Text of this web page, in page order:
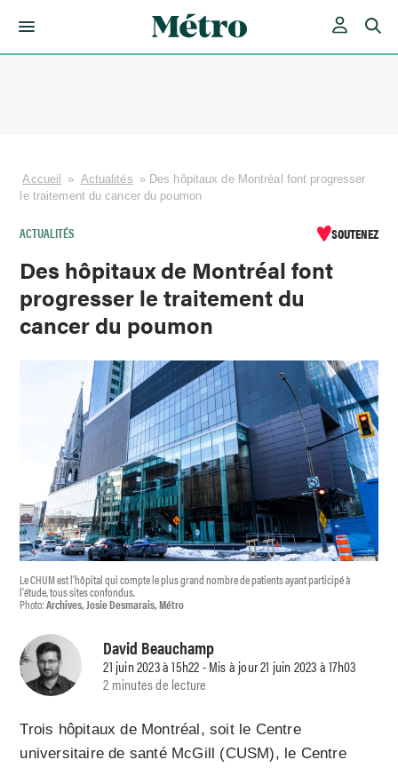
Accueil » Actualités » Des hôpitaux de Montréal font progresser
le traitement du cancer du poumon
ACTUALITÉS SOUTENEZ
Des hôpitaux de Montréal font
progresser le traitement du
cancer du poumon
Le CHUM est l'hôpital qui compte le plus grand nombre de patients ayant participé à
l'étude, tous sites confondus.
Photo:Archives, Josie Desmarais, Métro
David Beauchamp
21 juin 2023 à 15h22 - Mis à jour 21 juin 2023 à 17h03
2 minutes de lecture
Trois hôpitaux de Montréal, soit le Centre
universitaire de santé McGill (CUSM), le Centre